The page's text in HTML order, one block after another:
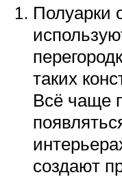
Полуарки
таких
Всё чаще
создают